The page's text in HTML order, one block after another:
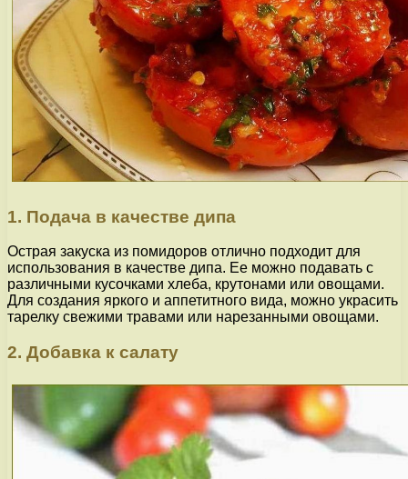
1. Подача в качестве дипа
Острая закуска из помидоров отлично подходит для
использования в качестве дипа. Ее можно подавать с
различными кусочками хлеба, крутонами или овощами.
Для создания яркого и аппетитного вида, можно украсить
тарелку свежими травами или нарезанными овощами.
2. Добавка к салату